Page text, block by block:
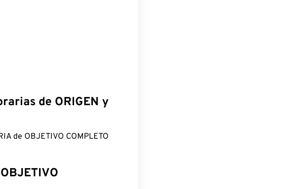
de ORIGEN y
de OBJETIVO COMPLETO